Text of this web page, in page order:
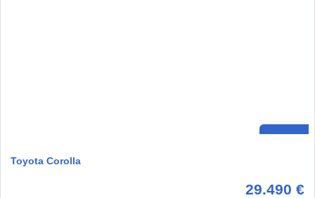
Toyota Corolla
29.490 €